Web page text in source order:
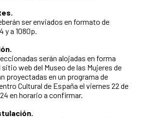
ser enviados en formato de
y a 1080p.
serán alojadas en forma
web del Museo de las Mujeres de
proyectadas en un programa de
Cultural de España el viernes 22 de
en horario a confirmar.